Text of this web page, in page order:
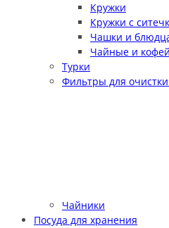
Кружки
Кружки с
Чашки и
Чайные и
Турки
Фильтры для
Чайники
Посуда для хранения